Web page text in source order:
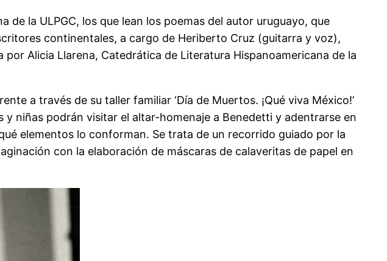
de la ULPGC, los que lean los poemas del autor uruguayo, que
continentales, a cargo de Heriberto Cruz (guitarra y voz),
Alicia Llarena, Catedrática de Literatura Hispanoamericana de la
a través de su taller familiar ‘Día de Muertos. ¡Qué viva México!’
niñas podrán visitar el altar-homenaje a Benedetti y adentrarse en
elementos lo conforman. Se trata de un recorrido guiado por la
con la elaboración de máscaras de calaveritas de papel en